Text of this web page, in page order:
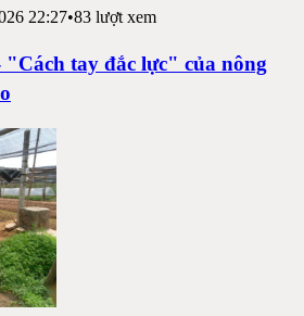
22:27•83 lượt xem
"Cách tay đắc lực" của nông